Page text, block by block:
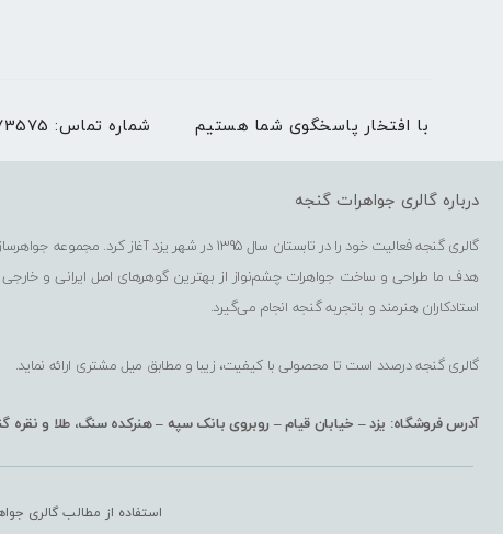
با افتخار پاسخگوی شما هستیم شماره تماس: 03536273575 | بغیر
درباره گالری جواهرات گنجه
گالری گنجه فعالیت خود را در تابستان سال 1395 در شهر یزد آغاز کرد. مجموعه جواهرسازی گنجه شامل فروشگاه حضوری، فروشگاه اینترنتی، کارگاه گوهرتراشی و کارگاه طراحی و ساخت جواهرات است.
هدف ما طراحی و ساخت جواهرات چشم‌نواز از بهترین گوهرهای اصل ایرانی و
استادکاران هنرمند و باتجربه گنجه انجام می‌گیرد.
گالری گنجه درصدد است تا محصولی با کیفیت، زیبا و مطابق میل مشتری ارائه نماید.
آدرس فروشگاه: یزد – خیابان قیام – روبروی بانک سپه – هنرکده سنگ، طلا و نقره
استفاده از مطالب گالری